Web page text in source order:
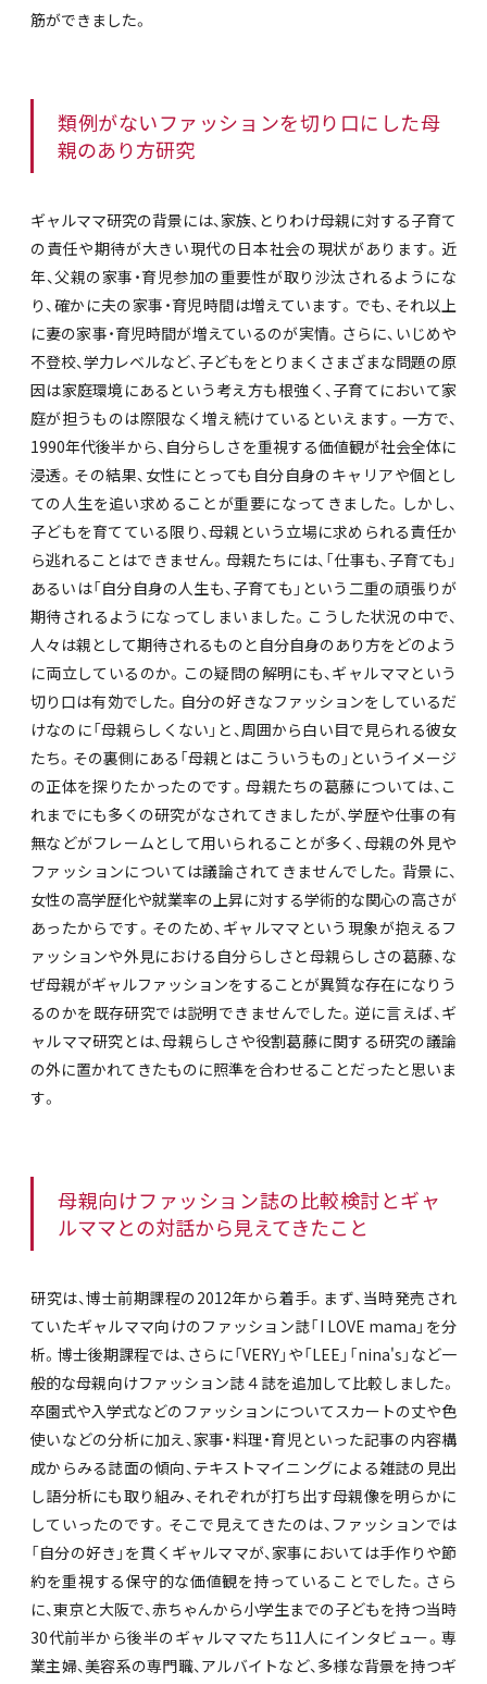
筋ができました。
類例がないファッションを切り口にした母
親のあり方研究
ギャルママ研究の背景には、家族、とりわけ母親に対する子育て
の責任や期待が大きい現代の日本社会の現状があります。近
年、父親の家事・育児参加の重要性が取り沙汰されるようにな
り、確かに夫の家事・育児時間は増えています。でも、それ以上
に妻の家事・育児時間が増えているのが実情。さらに、いじめや
不登校、学力レベルなど、子どもをとりまくさまざまな問題の原
因は家庭環境にあるという考え方も根強く、子育てにおいて家
庭が担うものは際限なく増え続けているといえます。一方で、
1990年代後半から、自分らしさを重視する価値観が社会全体に
浸透。その結果、女性にとっても自分自身のキャリアや個とし
ての人生を追い求めることが重要になってきました。しかし、
子どもを育てている限り、母親という立場に求められる責任か
ら逃れることはできません。母親たちには、「仕事も、子育ても」
あるいは「自分自身の人生も、子育ても」という二重の頑張りが
期待されるようになってしまいました。こうした状況の中で、
人々は親として期待されるものと自分自身のあり方をどのよう
に両立しているのか。この疑問の解明にも、ギャルママという
切り口は有効でした。自分の好きなファッションをしているだ
けなのに「母親らしくない」と、周囲から白い目で見られる彼女
たち。その裏側にある「母親とはこういうもの」というイメージ
の正体を探りたかったのです。母親たちの葛藤については、こ
れまでにも多くの研究がなされてきましたが、学歴や仕事の有
無などがフレームとして用いられることが多く、母親の外見や
ファッションについては議論されてきませんでした。背景に、
女性の高学歴化や就業率の上昇に対する学術的な関心の高さが
あったからです。そのため、ギャルママという現象が抱えるフ
ァッションや外見における自分らしさと母親らしさの葛藤、な
ぜ母親がギャルファッションをすることが異質な存在になりう
るのかを既存研究では説明できませんでした。逆に言えば、ギ
ャルママ研究とは、母親らしさや役割葛藤に関する研究の議論
の外に置かれてきたものに照準を合わせることだったと思いま
す。
母親向けファッション誌の比較検討とギャ
ルママとの対話から見えてきたこと
研究は、博士前期課程の2012年から着手。まず、当時発売され
ていたギャルママ向けのファッション誌「I LOVE mama」を分
析。博士後期課程では、さらに「VERY」や「LEE」「nina's」など一
般的な母親向けファッション誌４誌を追加して比較しました。
卒園式や入学式などのファッションについてスカートの丈や色
使いなどの分析に加え、家事・料理・育児といった記事の内容構
成からみる誌面の傾向、テキストマイニングによる雑誌の見出
し語分析にも取り組み、それぞれが打ち出す母親像を明らかに
していったのです。そこで見えてきたのは、ファッションでは
「自分の好き」を貫くギャルママが、家事においては手作りや節
約を重視する保守的な価値観を持っていることでした。さら
に、東京と大阪で、赤ちゃんから小学生までの子どもを持つ当時
30代前半から後半のギャルママたち11人にインタビュー。専
業主婦、美容系の専門職、アルバイトなど、多様な背景を持つギ